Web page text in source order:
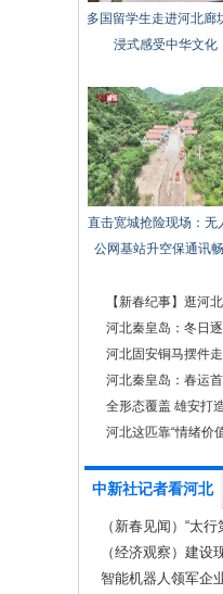
多国留学生走进河北廊
浸式感受中华文化
直击宽城抢险现场：无
公网基站升空保通讯
【新春纪事】逛河
河北秦皇岛：冬日
河北固安铜马摆件
河北秦皇岛：春运
全形态覆盖 雄安打
河北这匹靠“情绪价
中新社记者看河北
（新春见闻）“太
（经济观察）建
智能机器人领军企